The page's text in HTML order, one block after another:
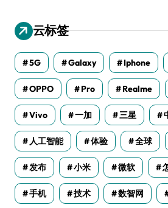
云标签
5G Galaxy Iphone
OPPO Pro Realme
Vivo 一加 三星
人工智能 体验 全球
发布 小米 微软
手机 技术 数智网